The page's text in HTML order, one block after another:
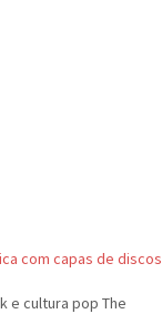
com capas de discos
e cultura pop The